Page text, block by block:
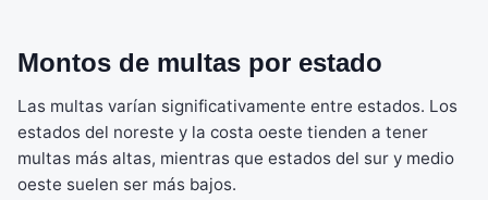
Montos de multas por estado
Las multas varían significativamente entre estados. Los
estados del noreste y la costa oeste tienden a tener
multas más altas, mientras que estados del sur y medio
oeste suelen ser más bajos.